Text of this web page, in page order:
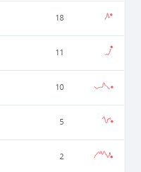
18
11
10
5
2